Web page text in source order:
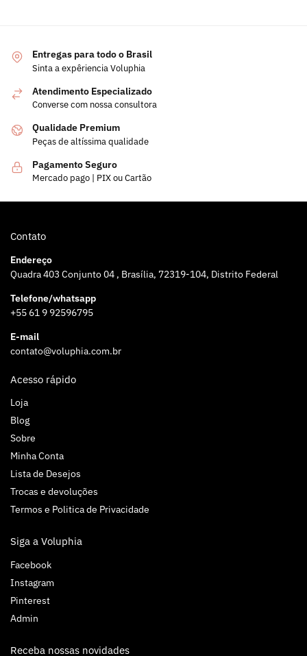
Entregas para todo o Brasil
Sinta a expêriencia Voluphia
Atendimento Especializado
Converse com nossa consultora
Qualidade Premium
Peças de altíssima qualidade
Pagamento Seguro
Mercado pago | PIX ou Cartão
Contato
Endereço
Quadra 403 Conjunto 04 , Brasília, 72319-104, Distrito Federal
Telefone/whatsapp
+55 61 9 92596795
E-mail
contato@voluphia.com.br
Acesso rápido
Loja
Blog
Sobre
Minha Conta
Lista de Desejos
Trocas e devoluções
Termos e Politica de Privacidade
Siga a Voluphia
Facebook
Instagram
Pinterest
Admin
Receba nossas novidades